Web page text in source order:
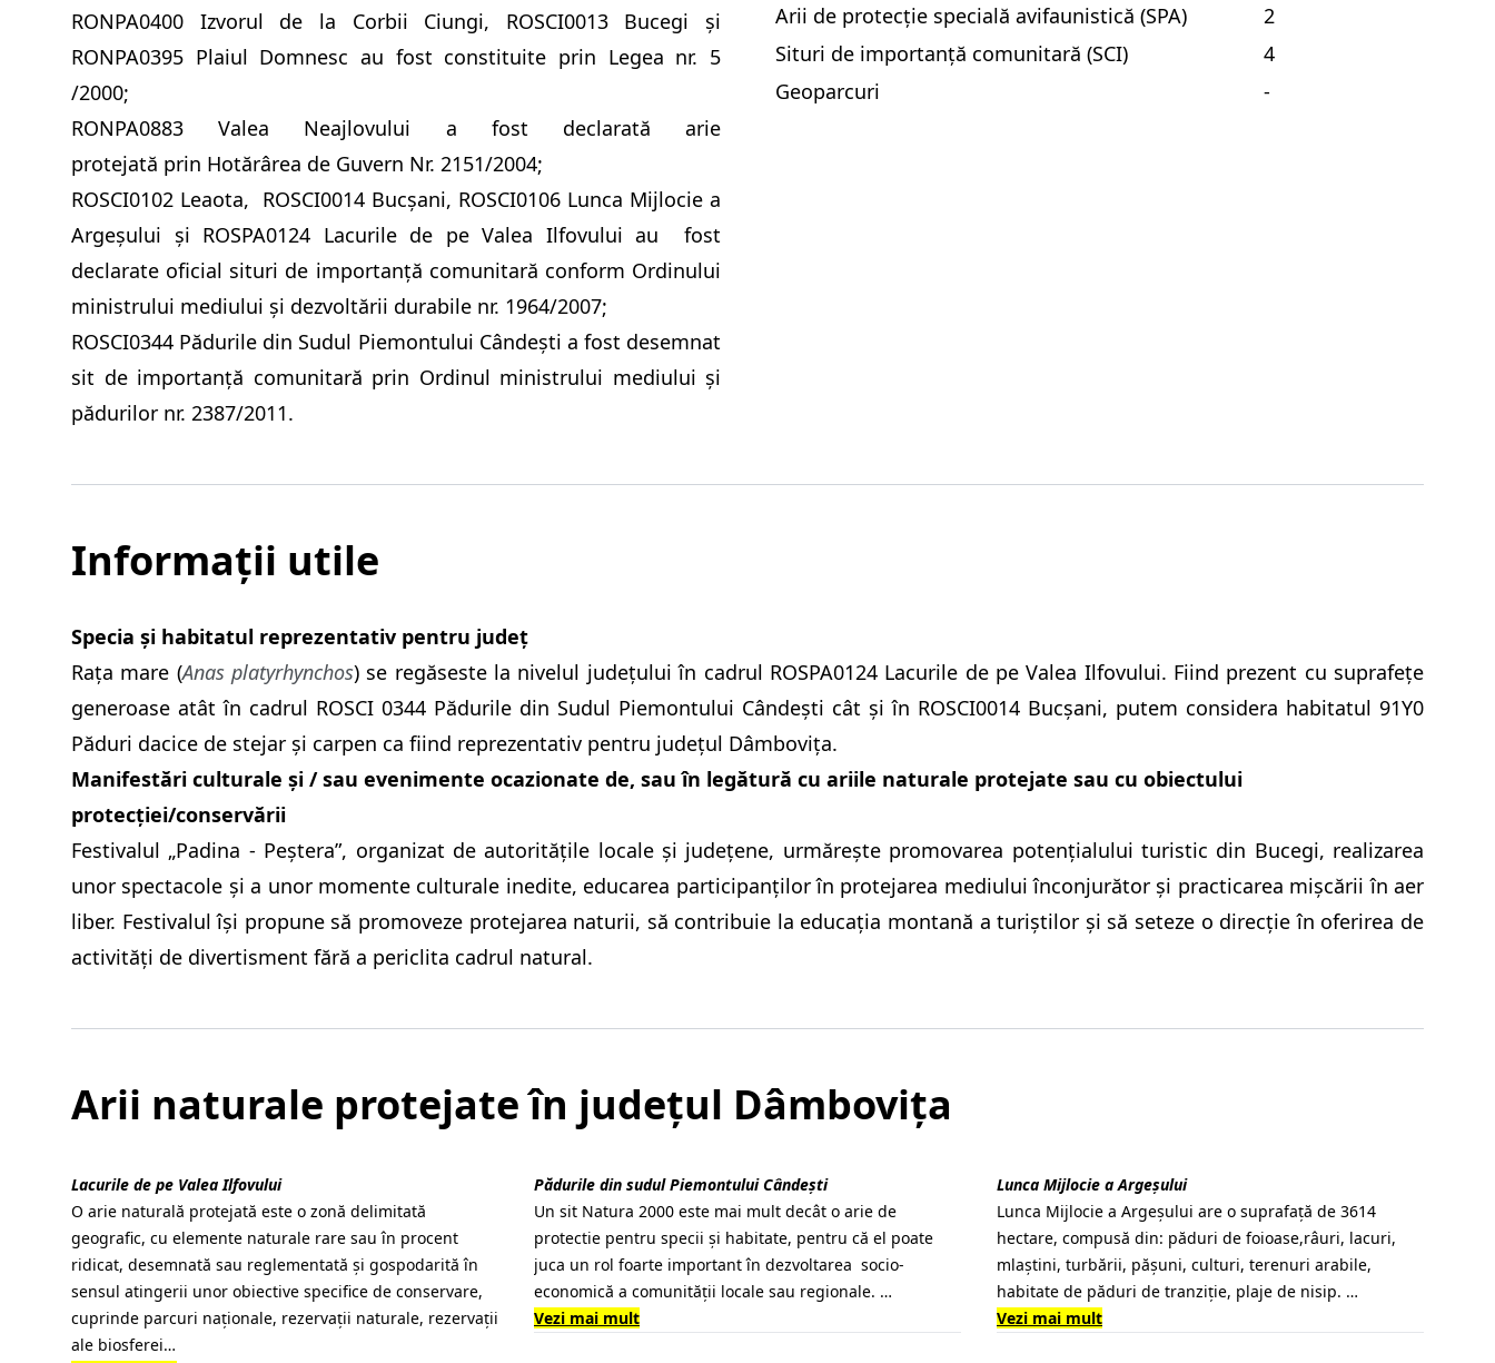
RONPA0400 Izvorul de la Corbii Ciungi, ROSCI0013 Bucegi și
RONPA0395 Plaiul Domnesc au fost constituite prin Legea nr. 5
/2000;
RONPA0883 Valea Neajlovului a fost declarată arie
protejată prin Hotărârea de Guvern Nr. 2151/2004;
ROSCI0102 Leaota, ROSCI0014 Bucșani, ROSCI0106 Lunca Mijlocie a
Argeşului și ROSPA0124 Lacurile de pe Valea Ilfovului au fost
declarate oficial situri de importanță comunitară conform Ordinului
ministrului mediului și dezvoltării durabile nr. 1964/2007;
ROSCI0344 Pădurile din Sudul Piemontului Cândești a fost desemnat
sit de importanță comunitară prin Ordinul ministrului mediului și
pădurilor nr. 2387/2011.
Arii de protecție specială avifaunistică (SPA)
2
Situri de importanță comunitară (SCI)
4
Geoparcuri
-
Informații utile
Specia și habitatul reprezentativ pentru județ
Rața mare (Anas platyrhynchos) se regăseste la nivelul județului în cadrul ROSPA0124 Lacurile de pe Valea Ilfovului. Fiind prezent cu suprafețe
generoase atât în cadrul ROSCI 0344 Pădurile din Sudul Piemontului Cândești cât și în ROSCI0014 Bucșani, putem considera habitatul 91Y0
Păduri dacice de stejar și carpen ca fiind reprezentativ pentru județul Dâmbovița.
Manifestări culturale și / sau evenimente ocazionate de, sau în legătură cu ariile naturale protejate sau cu obiectului
protecției/conservării
Festivalul „Padina - Peştera”, organizat de autoritățile locale și județene, urmăreşte promovarea potenţialului turistic din Bucegi, realizarea
unor spectacole şi a unor momente culturale inedite, educarea participanţilor în protejarea mediului înconjurător şi practicarea mişcării în aer
liber. Festivalul îşi propune să promoveze protejarea naturii, să contribuie la educaţia montană a turiştilor şi să seteze o direcţie în oferirea de
activităţi de divertisment fără a periclita cadrul natural.
Arii naturale protejate în județul Dâmbovița
Lacurile de pe Valea Ilfovului
O arie naturală protejată este o zonă delimitată
geografic, cu elemente naturale rare sau în procent
ridicat, desemnată sau reglementată și gospodarită în
sensul atingerii unor obiective specifice de conservare,
cuprinde parcuri naționale, rezervații naturale, rezervații
ale biosferei…
Pădurile din sudul Piemontului Cândești
Un sit Natura 2000 este mai mult decât o arie de
protectie pentru specii şi habitate, pentru că el poate
juca un rol foarte important în dezvoltarea socio-
economică a comunităţii locale sau regionale. …
Vezi mai mult
Lunca Mijlocie a Argeșului
Lunca Mijlocie a Argeșului are o suprafață de 3614
hectare, compusă din: păduri de foioase,râuri, lacuri,
mlaștini, turbării, pășuni, culturi, terenuri arabile,
habitate de păduri de tranziție, plaje de nisip. …
Vezi mai mult